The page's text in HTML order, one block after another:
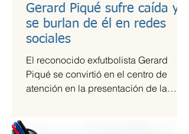
Gerard Piqué sufre caída y
se burlan de él en redes
sociales
El reconocido exfutbolista Gerard
Piqué se convirtió en el centro de
atención en la presentación de la